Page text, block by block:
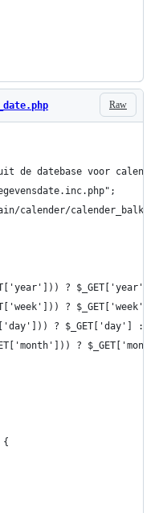
Raw
de datebase voor calender
calender/
? $_GET['year']
? $_GET['week']
? $_GET['day'] :
?
{